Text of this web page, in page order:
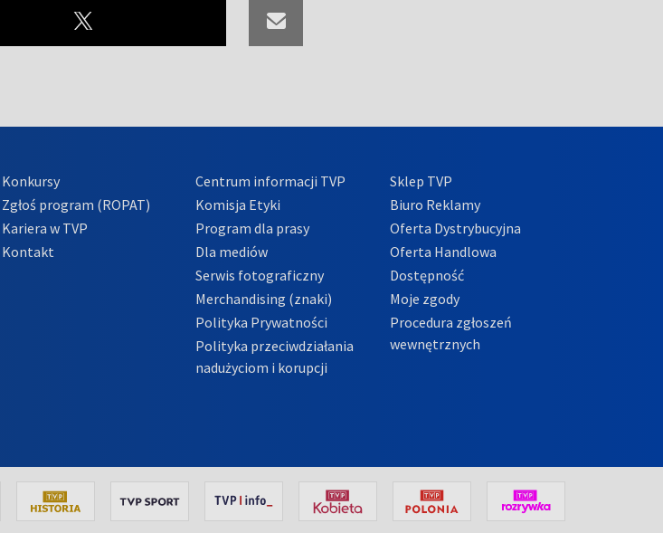
Konkursy
Zgłoś program (ROPAT)
Kariera w TVP
Kontakt
Centrum informacji TVP
Komisja Etyki
Program dla prasy
Dla mediów
Serwis fotograficzny
Merchandising (znaki)
Polityka Prywatności
Polityka przeciwdziałania
nadużyciom i korupcji
Sklep TVP
Biuro Reklamy
Oferta Dystrybucyjna
Oferta Handlowa
Dostępność
Moje zgody
Procedura zgłoszeń
wewnętrznych